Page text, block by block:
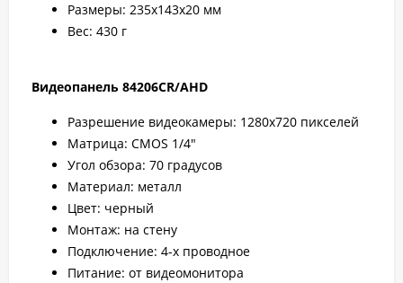
Размеры: 235х143х20 мм
Вес: 430 г
Видеопанель 84206CR/AHD
Разрешение видеокамеры: 1280x720 пикселей
Матрица: CMOS 1/4"
Угол обзора: 70 градусов
Материал: металл
Цвет: черный
Монтаж: на стену
Подключение: 4-х проводное
Питание: от видеомонитора